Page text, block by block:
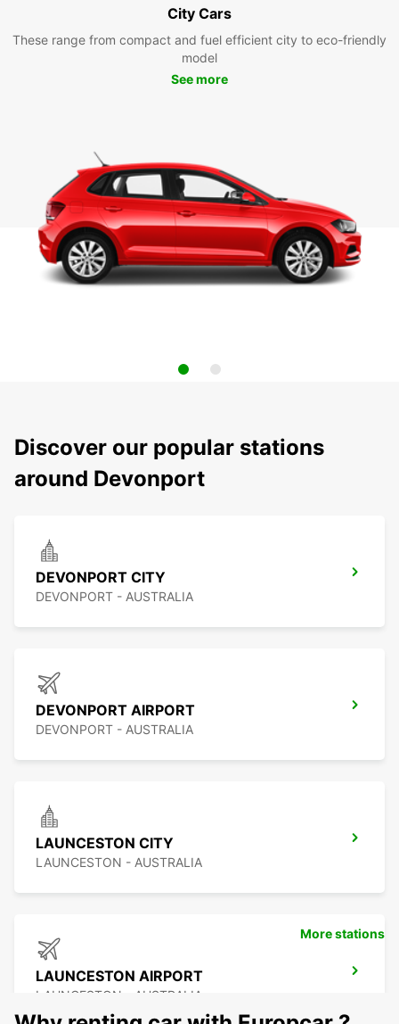
City Cars
These range from compact and fuel efficient city to eco-friendly
model
See more
Discover our popular stations
around Devonport
DEVONPORT CITY
DEVONPORT - AUSTRALIA
DEVONPORT AIRPORT
DEVONPORT - AUSTRALIA
LAUNCESTON CITY
LAUNCESTON - AUSTRALIA
LAUNCESTON AIRPORT
LAUNCESTON - AUSTRALIA
More stations